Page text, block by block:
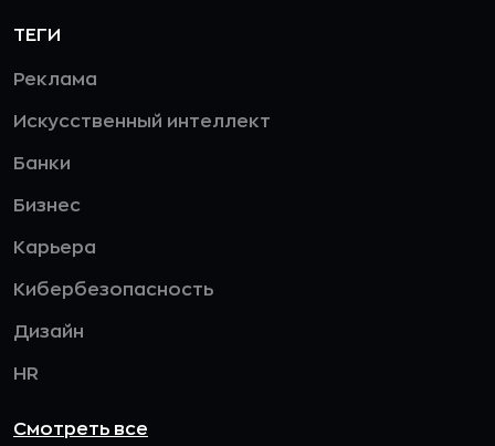
ТЕГИ
Реклама
Искусственный интеллект
Банки
Бизнес
Карьера
Кибербезопасность
Дизайн
HR
Смотреть все